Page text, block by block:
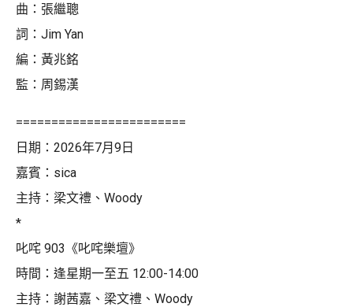
曲：張繼聰
詞：Jim Yan
編：黃兆銘
監：周錫漢
========================
日期：2026年7月9日
嘉賓：sica
主持：梁文禮、Woody
*
叱咤 903《叱咤樂壇》
時間：逢星期一至五 12:00-14:00
主持：謝茜嘉、梁文禮、Woody